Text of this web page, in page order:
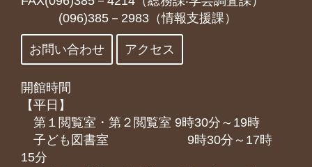
(096)385－2983（情報支援課）
お問い合わせ アクセス
開館時間
【平日】
第１閲覧室・第２閲覧室 9時30分～19時
子ども図書室 9時30分～17時
15分